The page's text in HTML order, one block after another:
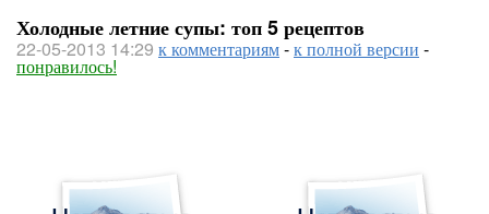
Холодные летние супы: топ 5 рецептов
22-05-2013 14:29 к комментариям-к полной версии -
понравилось!